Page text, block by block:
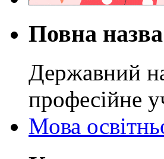
Повна
Державний
професійне
Мова